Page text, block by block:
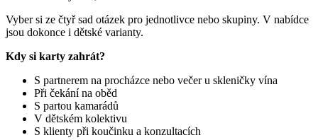
Vyber si ze čtyř sad otázek pro jednotlivce nebo skupiny. V nabídce
jsou dokonce i dětské varianty.
Kdy si karty zahrát?
S partnerem na procházce nebo večer u skleničky vína
Při čekání na oběd
S partou kamarádů
V dětském kolektivu
S klienty při koučinku a konzultacích